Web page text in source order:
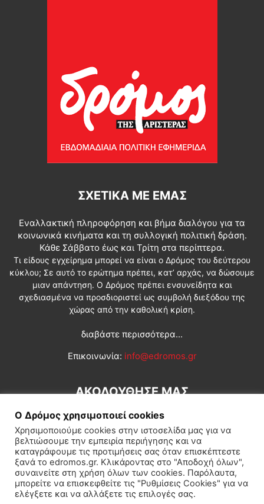
ΣΧΕΤΙΚΆ ΜΕ ΕΜΆΣ
Εναλλακτική πληροφόρηση και βήμα διαλόγου για τα
κοινωνικά κινήματα και τη συλλογική πολιτική δράση.
Κάθε Σάββατο έως και Τρίτη στα περίπτερα.
Τι είδους εγχείρημα μπορεί να είναι ο Δρόμος του δεύτερου
κύκλου; Σε αυτό το ερώτημα πρέπει, κατ’ αρχάς, να δώσουμε
μιαν απάντηση. Ο Δρόμος πρέπει ενσυνείδητα και
σχεδιασμένα να προσδιοριστεί ως συμβολή διεξόδου της
χώρας από την καθολική κρίση.
διαβάστε περισσότερα...
Επικοινωνία: info@edromos.gr
ΑΚΟΛΟΥΘΗΣΕ ΜΑΣ
Εγγραφή συνδρομητή Πολιτική Διεθνή Κοινωνία
Πολιτισμός Αφιερώματα
Ο Δρόμος χρησιμοποιεί cookies
Χρησιμοποιούμε cookies στην ιστοσελίδα μας για να
βελτιώσουμε την εμπειρία περιήγησης και να
καταγράφουμε τις προτιμήσεις σας όταν επισκέπτεστε
ξανά το edromos.gr. Κλικάροντας στο "Αποδοχή όλων",
συναινείτε στη χρήση όλων των cookies. Παρόλαυτα,
μπορείτε να επισκεφθείτε τις "Ρυθμίσεις Cookies" για να
ελέγξετε και να αλλάξετε τις επιλογές σας.